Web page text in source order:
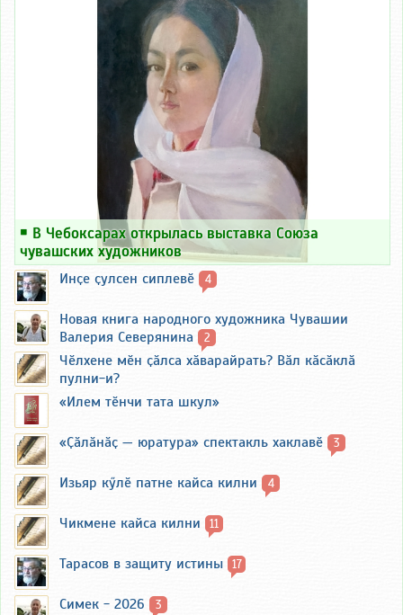
￭ В Чебоксарах открылась выставка Союза
чувашских художников
Инҫе ҫулсен сиплевӗ 4
Новая книга народного художника Чувашии
Валерия Северянина
2
Чӗлхене мӗн ҫӑлса хӑварайрать? Вӑл кӑсӑклӑ
пулни-и?
«Илем тӗнчи тата шкул»
«Ҫӑлӑнӑҫ — юратура» спектакль хаклавӗ 3
Изьяр кӳлӗ патне кайса килни 4
Чикмене кайса килни 11
Тарасов в защиту истины 17
Симек - 2026 3